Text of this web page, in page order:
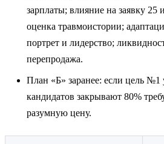
зарплаты; влияние на заявку 25
оценка травмоистории;
портрет и лидерство;
перепродажа.
План «Б» заранее: если цель №1
кандидатов закрывают 80%
разумную цену.